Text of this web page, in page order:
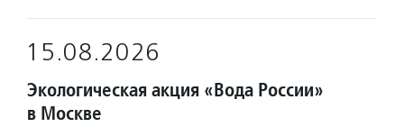
15.08.2026
Экологическая акция «Вода России»
в Москве